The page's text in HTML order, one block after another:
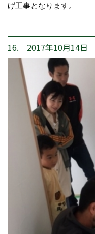
げ工事となります。
16. 2017年10月14日